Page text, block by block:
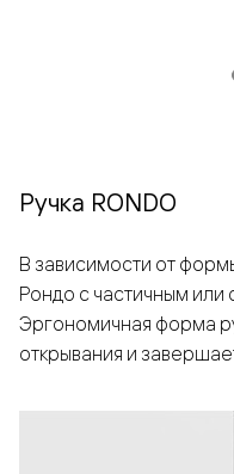
Ручка RONDO
В зависимости от
Рондо с частичным
Эргономичная форма
открывания и